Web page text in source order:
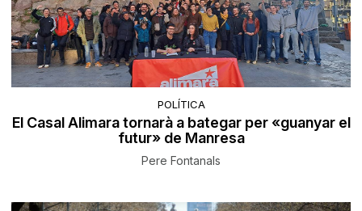
POLÍTICA
El Casal Alimara tornarà a bategar per «guanyar el
futur» de Manresa
Pere Fontanals